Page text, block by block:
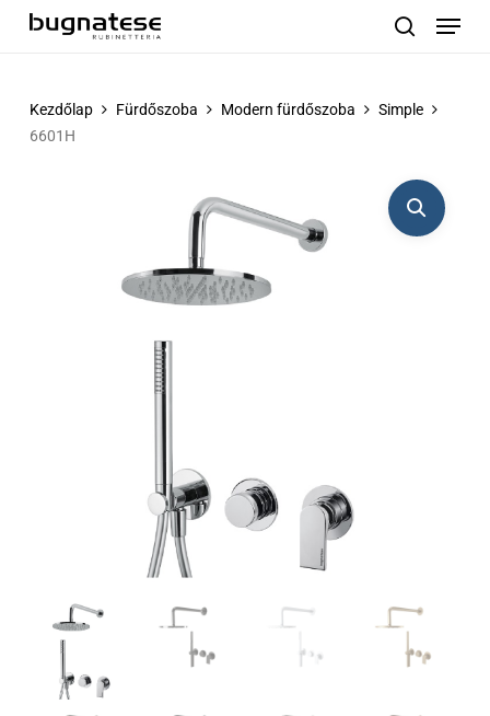
Menu
Kezdőlap Fürdőszoba Modern fürdőszoba
Simple
6601H